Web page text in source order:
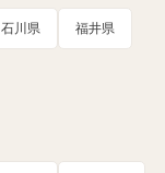
石川県 福井県